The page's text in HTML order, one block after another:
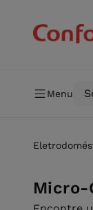
Menu
Micro-